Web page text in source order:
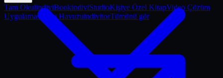
Tam OkulindiviBookindiviStudioKişiye Özel KitapVideo Çözüm
Uygulaması
Soru HavuzuindivitorTümünü gör